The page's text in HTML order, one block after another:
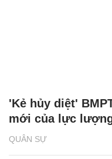
QUÂN SỰ
'Kẻ hủy diệt'
mới của lực